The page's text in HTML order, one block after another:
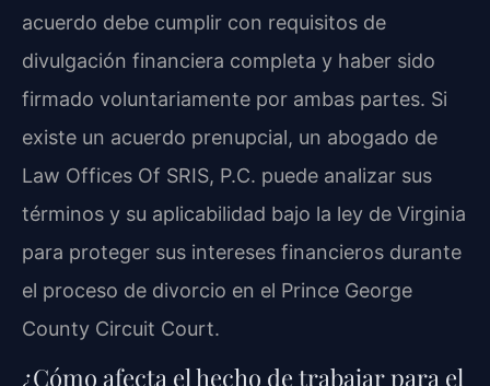
acuerdo debe cumplir con requisitos de
divulgación financiera completa y haber sido
firmado voluntariamente por ambas partes. Si
existe un acuerdo prenupcial, un abogado de
Law Offices Of SRIS, P.C. puede analizar sus
términos y su aplicabilidad bajo la ley de Virginia
para proteger sus intereses financieros durante
el proceso de divorcio en el Prince George
County Circuit Court.
¿Cómo afecta el hecho de trabajar para el